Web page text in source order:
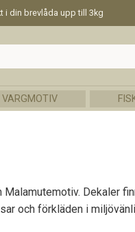
i din brevlåda upp till 3kg
VARGMOTIV
Dekaler
och förkläden i